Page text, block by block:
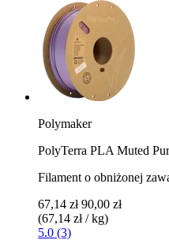
Polymaker
PolyTerra PLA Muted
Filament o obniżonej
67,14 zł 90,00 zł
(67,14 zł / kg)
5.0 (3)